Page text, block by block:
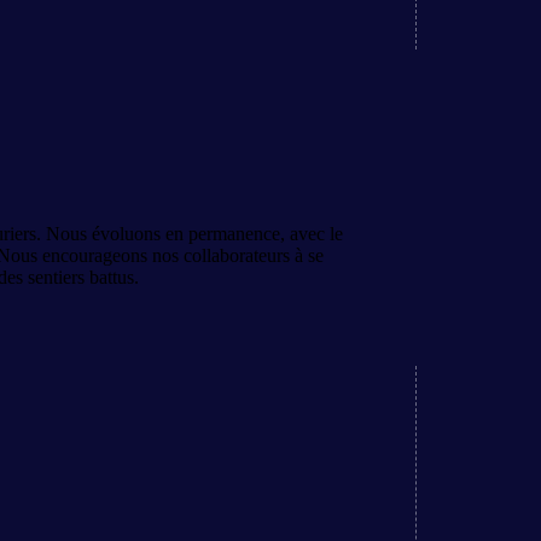
Nous évoluons en permanence, avec le
encourageons nos collaborateurs à se
sentiers battus.